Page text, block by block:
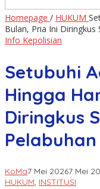
Homepage / HUKUM
Bulan, Pria Ini
Info Kepolisian
Setubuhi
Hingga
Diringkus
KoMa7 Mei 20267 Mei
HUKUM, INSTITUSI